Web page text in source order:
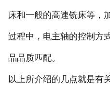
床和一般的高速铣床等，
过程中，电主轴的控制方
品品质匹配。
以上所介绍的几点就是有